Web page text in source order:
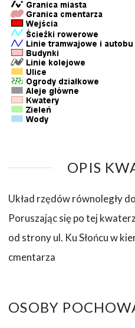
OPIS
Układ rzędów równoległy
Poruszając się po tej
od strony ul. Ku Słońcu w
cmentarza
OSOBY